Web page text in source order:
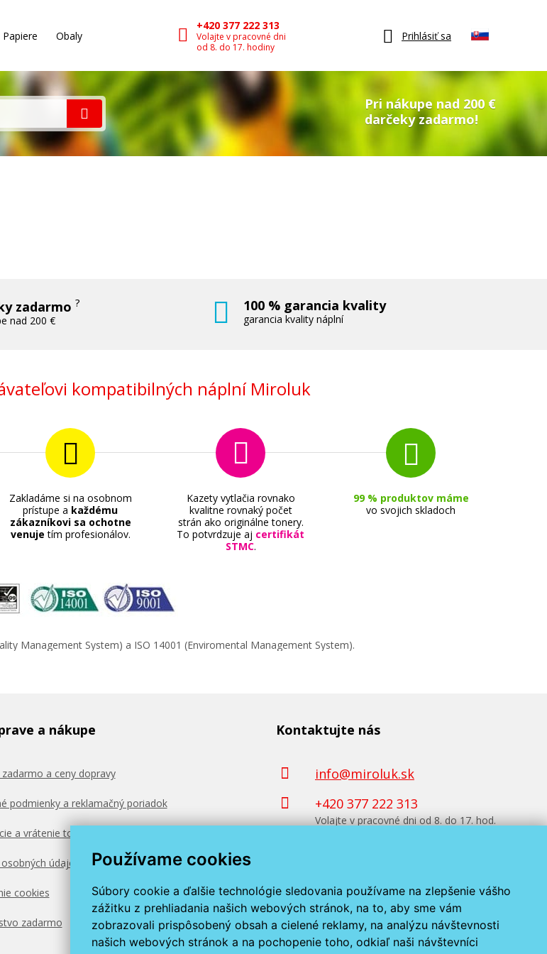
Používame cookies
Súbory cookie a ďalšie technológie sledovania používame na zlepšenie vášho
zážitku z prehliadania našich webových stránok, na to, aby sme vám
zobrazovali prispôsobený obsah a cielené reklamy, na analýzu návštevnosti
našich webových stránok a na pochopenie toho, odkiaľ naši návštevníci
Papiere Obaly
+420 377 222 313
Volajte v pracovné dni
od 8. do 17. hodiny
Prihlásiť sa
Pri nákupe nad 200 €
darčeky zadarmo!
zadarmo?
nad 200 €
100 % garancia kvality
garancia kvality náplní
kompatibilných náplní Miroluk
Zakladáme si na osobnom
prístupe a každému
zákazníkovi sa ochotne
venuje tím profesionálov.
Kazety vytlačia rovnako
kvalitne rovnaký počet
strán ako originálne tonery.
To potvrdzuje aj certifikát
STMC.
99 % produktov máme
vo svojich skladoch
Management System) a ISO 14001 (Enviromental Management System).
a nákupe
a ceny dopravy
podmienky a reklamačný poriadok
a vrátenie tovaru
údajov
cookies
zadarmo
Kontaktujte nás
info@miroluk.sk
+420 377 222 313
Volajte v pracovné dni od 8. do 17. hod.